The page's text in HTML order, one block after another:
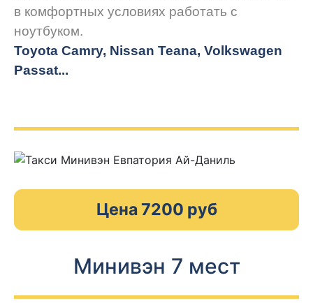
в комфортных условиях работать с
ноутбуком.
Toyota Camry, Nissan Teana, Volkswagen
Passat...
Цена 7200 руб
Минивэн 7 мест